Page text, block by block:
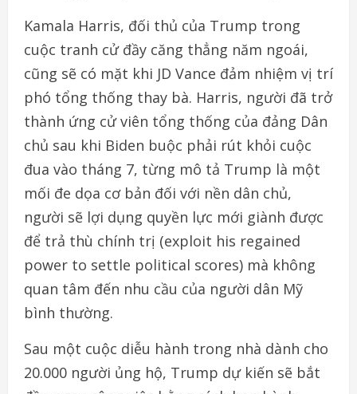
Kamala Harris, đối thủ của Trump trong
cuộc tranh cử đầy căng thẳng năm ngoái,
cũng sẽ có mặt khi JD Vance đảm nhiệm vị trí
phó tổng thống thay bà. Harris, người đã trở
thành ứng cử viên tổng thống của đảng Dân
chủ sau khi Biden buộc phải rút khỏi cuộc
đua vào tháng 7, từng mô tả Trump là một
mối đe dọa cơ bản đối với nền dân chủ,
người sẽ lợi dụng quyền lực mới giành được
để trả thù chính trị (exploit his regained
power to settle political scores) mà không
quan tâm đến nhu cầu của người dân Mỹ
bình thường.
Sau một cuộc diễu hành trong nhà dành cho
20.000 người ủng hộ, Trump dự kiến sẽ bắt